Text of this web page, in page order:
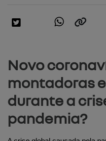
Novo
montadoras
durante a
pandemia?